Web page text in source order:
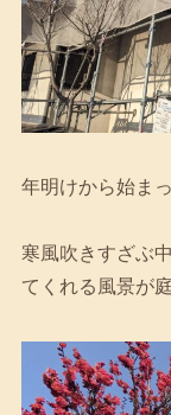
年明けから始ま
寒風吹きすざぶ
てくれる風景が